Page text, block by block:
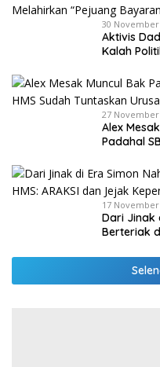
30 November
Aktivis
Kalah
27 November
Alex
Padahal
17 November
Dari Jinak
Berteriak